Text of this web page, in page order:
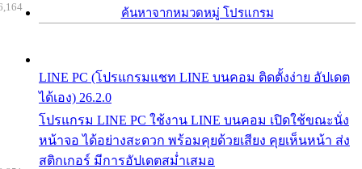
ค้นหาจากหมวดหมู่ โปรแกรม
LINE PC (โปรแกรมแชท LINE บนคอม ติดตั้งง่าย อัปเดต
ได้เอง) 26.2.0
โปรแกรม LINE PC ใช้งาน LINE บนคอม เปิดใช้ขณะนั่ง
หน้าจอ ได้อย่างสะดวก พร้อมคุยด้วยเสียง คุยเห็นหน้า ส่ง
สติกเกอร์ มีการอัปเดตสม่ำเสมอ